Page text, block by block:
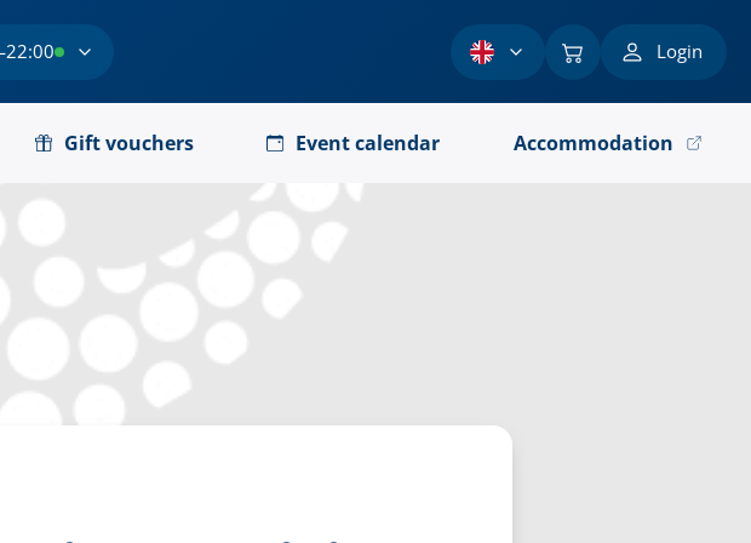
Login
Gift vouchers Event calendar Accommodation